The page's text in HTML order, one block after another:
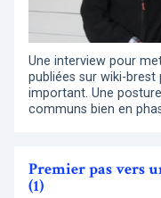
Une interview pour
publiées sur wiki-
important. Une
communs bien en
Premier pas vers
(1)